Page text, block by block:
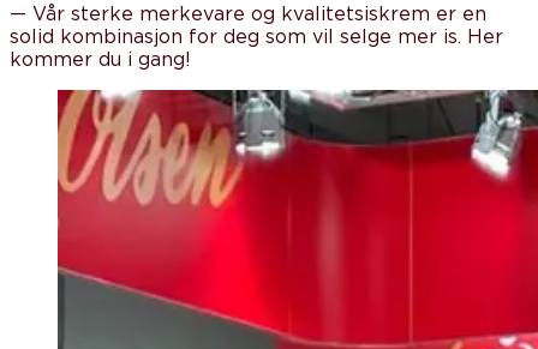
— Vår sterke merkevare og kvalitetsiskrem er en
solid kombinasjon for deg som vil selge mer is. Her
kommer du i gang!